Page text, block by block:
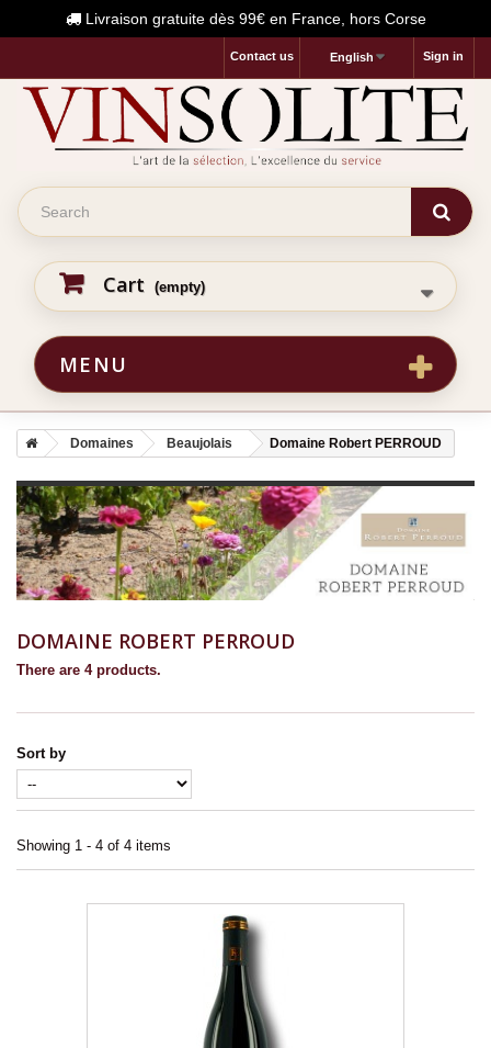
Livraison gratuite dès 99€ en France, hors Corse
Sign in
English
Contact us
Cart (empty)
MENU
Domaines Beaujolais Domaine Robert PERROUD
DOMAINE ROBERT PERROUD
There are 4 products.
Sort by
Showing 1 - 4 of 4 items